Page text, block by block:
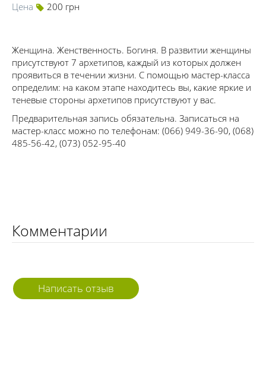
Цена
200 грн
Женщина. Женственность. Богиня. В развитии женщины
присутствуют 7 архетипов, каждый из которых должен
проявиться в течении жизни. С помощью мастер-класса
определим: на каком этапе находитесь вы, какие яркие и
теневые стороны архетипов присутствуют у вас.
Предварительная запись обязательна. Записаться на
мастер-класс можно по телефонам: (066) 949-36-90, (068)
485-56-42, (073) 052-95-40
Комментарии
Написать отзыв